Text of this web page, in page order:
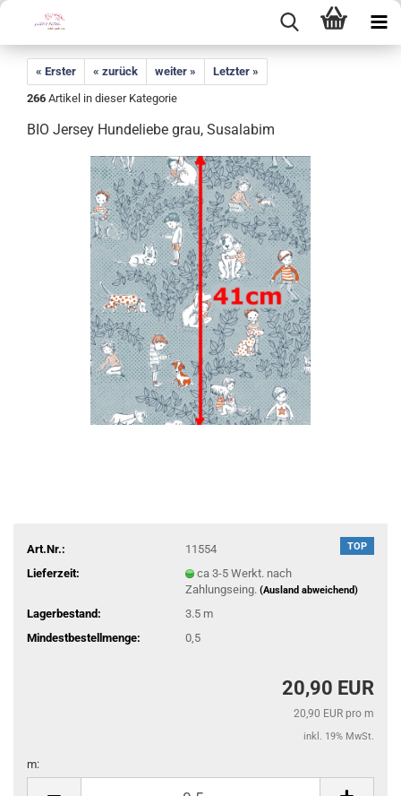
« Erster « zurück weiter »
Letzter »
266 Artikel in dieser Kategorie
BIO Jersey Hundeliebe grau, Susalabim
TOP
Art.Nr.:
11554
Lieferzeit:
ca 3-5 Werkt. nach
Zahlungseing. (Ausland abweichend)
Lagerbestand: 3.5 m
Mindestbestellmenge:
0,5
20,90 EUR
20,90 EUR pro m
inkl. 19% MwSt.
m: